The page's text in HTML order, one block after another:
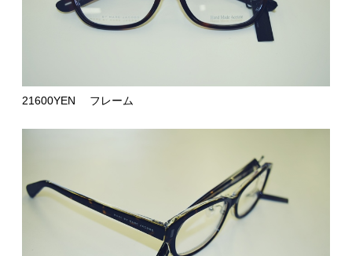
21600YEN フレーム